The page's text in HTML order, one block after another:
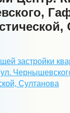
застройки
Султанова